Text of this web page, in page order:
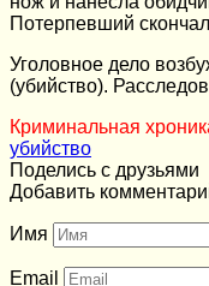
Потерпевший
Уголовное дело
(убийство).
Криминальная
убийство
Поделись с друзьями
Добавить
Имя
Email